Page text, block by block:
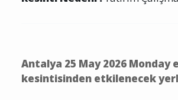
Antalya 25 May 2026 Monday